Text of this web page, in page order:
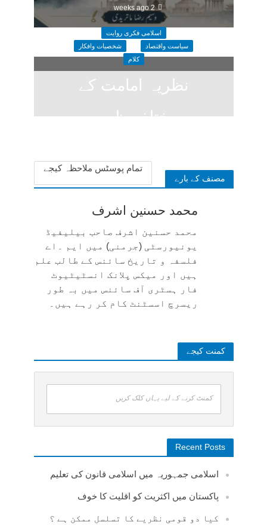
2 weeks ago
اسلامی فکری روایت
سیاست واقتصاد
شخصیات وافکار
کلام
نظریہ امامت کے
مختلف ظہور
مصنف کے بارے
تمام پوسٹس ملاحظہ کیجے
محمد حسنین اشرف
محمد حسنین اشرف صاحب بیلیفیڈ
یونیورسٹی (جرمنی) میں ایم ۔اے
فلسفہ و تاریخ سائنس کے طالب علم
ہیں اور میکس پلانک انسٹیٹیوٹ
فار ہسٹری آف سائنس میں بہ طور
ریسرچ اسسٹنٹ کام کر رہے ہیں۔
کمنت کیجے
کمنٹ کرنے کے لیے یہاں کلک کریں
Recent Posts
اسلامی جمہوریہ میں اسلامی قانون کی تعلیم
پاکستان میں اکثریت کو اقلیت کا خوف
کیا دو قومی نظریے کا تسلسل ممکن ہے ؟